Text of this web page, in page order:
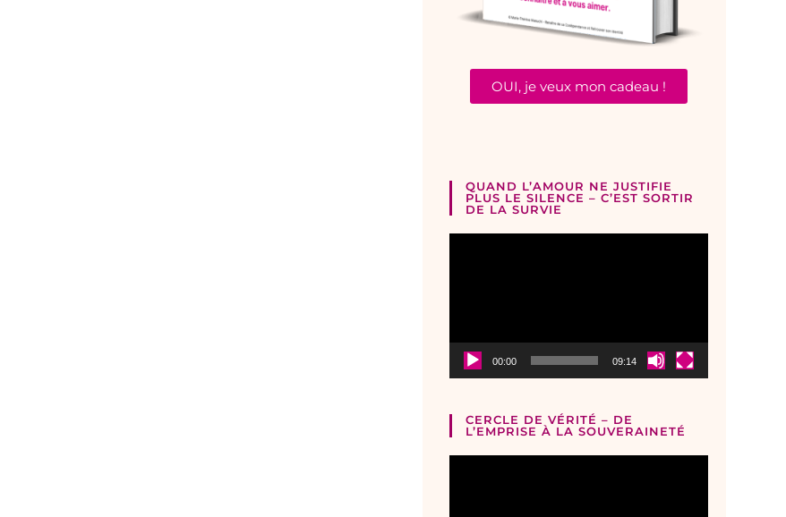
OUI, je veux mon cadeau !
QUAND L’AMOUR NE JUSTIFIE
PLUS LE SILENCE – C’EST SORTIR
DE LA SURVIE
00:00 09:14
CERCLE DE VÉRITÉ – DE
L’EMPRISE À LA SOUVERAINETÉ